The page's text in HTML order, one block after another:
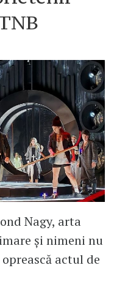
Nagy, arta
și nimeni nu
actul de